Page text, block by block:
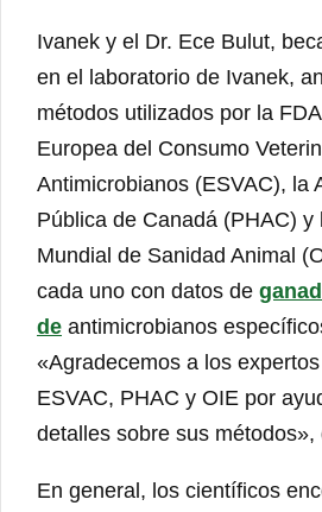
Ivanek y el Dr. Ece Bulut,
en el laboratorio de Ivanek,
métodos utilizados por la
Europea del Consumo
Antimicrobianos (ESVAC), la
Pública de Canadá (PHAC) y
Mundial de Sanidad Animal
cada uno con datos de
de antimicrobianos
«Agradecemos a los
ESVAC, PHAC y OIE por
detalles sobre sus métodos»,
En general, los científicos